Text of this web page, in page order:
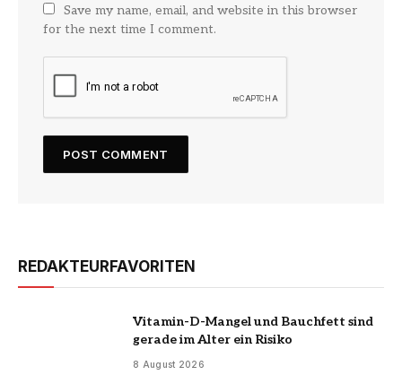
Save my name, email, and website in this browser
for the next time I comment.
REDAKTEURFAVORITEN
Vitamin-D-Mangel und Bauchfett sind
gerade im Alter ein Risiko
8 August 2026